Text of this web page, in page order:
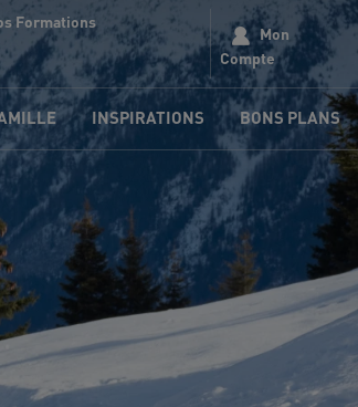
Formations
Mon
Compte
INSPIRATIONS BONS PLANS